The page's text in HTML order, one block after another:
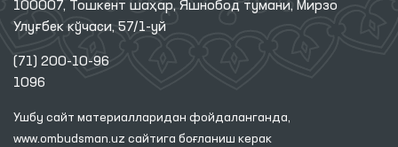
100007, Тошкент шаҳар, Яшнобод тумани, Мирзо
Улуғбек кўчаси, 57/1-уй
(71) 200-10-96
1096
Ушбу сайт материалларидан фойдаланганда,
www.ombudsman.uz сайтига боғланиш керак